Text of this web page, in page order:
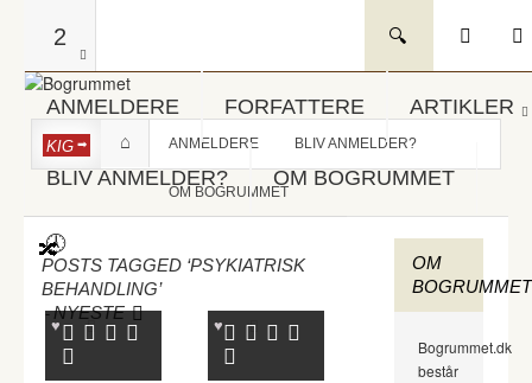
2
ANMELDERE FORFATTERE ARTIKLER
BLIV ANMELDER? OM BOGRUMMET
KIG ANMELDERE BLIV ANMELDER?
OM BOGRUMMET
POSTS TAGGED ‘PSYKIATRISK
BEHANDLING’
-NYESTE
OM
BOGRUMMET
Bogrummet.dk
består